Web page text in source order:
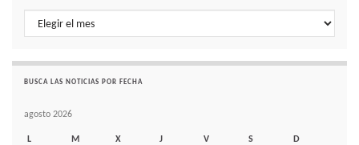
Histórico de noticias por mes
BUSCA LAS NOTICIAS POR FECHA
agosto 2026
L M X J V S
D